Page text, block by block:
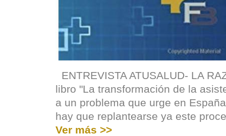
ENTREVISTA ATUSALUD- LA
libro "La transformación de la
a un problema que urge en
hay que replantearse ya este
Ver más >>